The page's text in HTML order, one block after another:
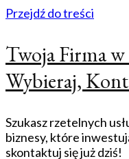
Przejdź do treści
Twoja Firma w
Wybieraj,
Szukasz rzetelnych
biznesy, które
skontaktuj się już dziś!